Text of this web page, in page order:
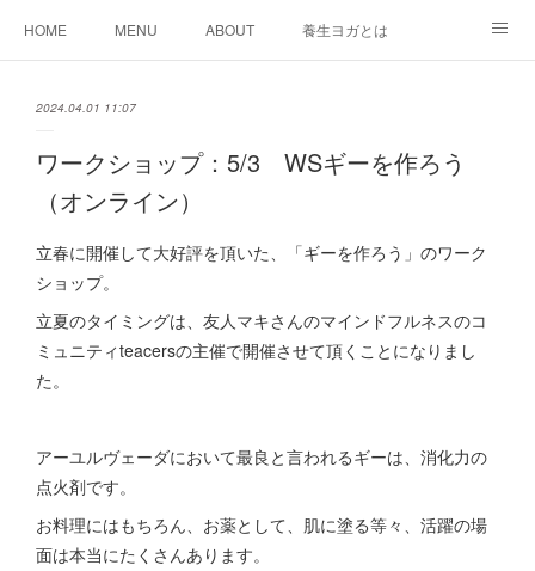
HOME MENU ABOUT 養生ヨガとは
2024.04.01 11:07
ワークショップ：5/3 WSギーを作ろう
（オンライン）
立春に開催して大好評を頂いた、「ギーを作ろう」のワーク
ショップ。
立夏のタイミングは、友人マキさんのマインドフルネスのコ
ミュニティteacersの主催で開催させて頂くことになりまし
た。
アーユルヴェーダにおいて最良と言われるギーは、消化力の
点火剤です。
お料理にはもちろん、お薬として、肌に塗る等々、活躍の場
面は本当にたくさんあります。